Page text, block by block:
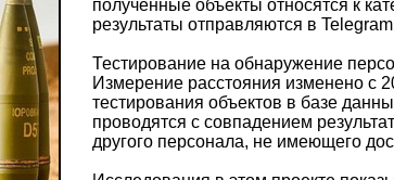
полученные объекты относятся к
результаты отправляются в
Тестирование на обнаружение
Измерение расстояния изменено с
тестирования объектов в базе
проводятся с совпадением
другого персонала, не имеющего